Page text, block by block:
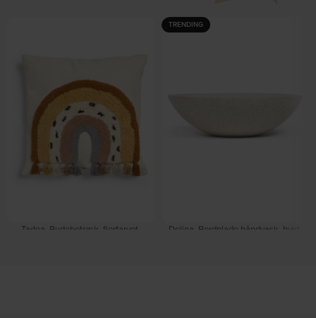
Tadea, Pudebetræk, flerfarvet,
TRENDING
Delina, Bordplade håndvask, hvid,